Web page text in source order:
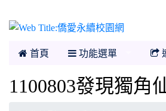
首頁 功能選單
1100803發現獨角